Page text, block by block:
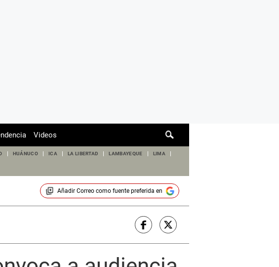
de
Videos
HUÁNUCO ICA LA LIBERTAD LAMBAYEQUE LIMA
Añadir Correocomo fuente preferida en